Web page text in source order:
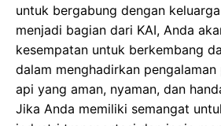
untuk bergabung dengan
menjadi bagian dari KAI, Anda
kesempatan untuk berkembang
dalam menghadirkan
api yang aman, nyaman, dan
Jika Anda memiliki semangat